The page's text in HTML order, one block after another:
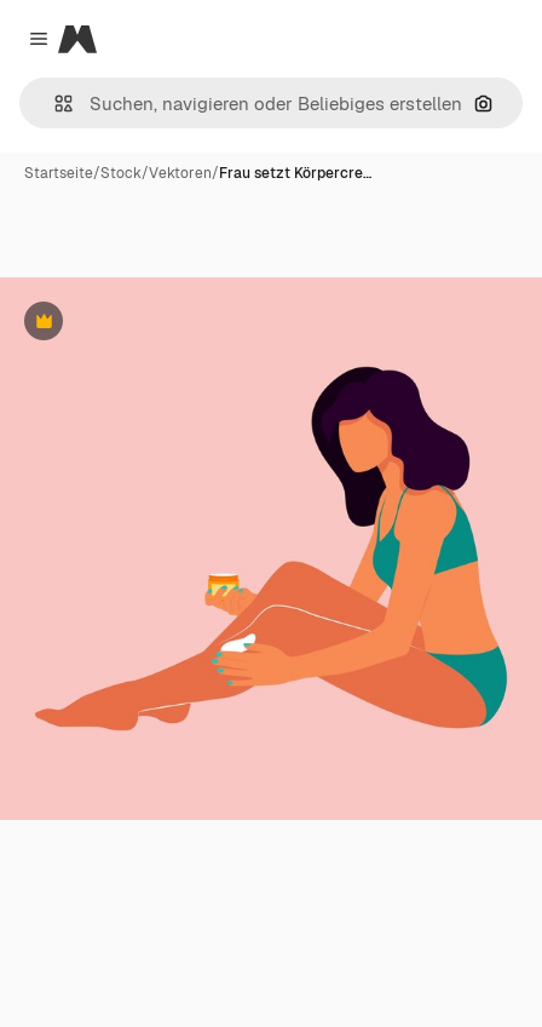
Close menu
Magnific
Nach
Startseite/Stock/Vektoren/Frau setzt Körpercre…
Premium